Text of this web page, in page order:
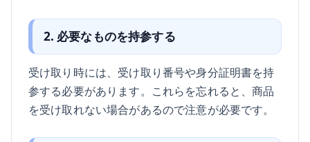
2. 必要なものを持参する
受け取り時には、受け取り番号や身分証明書を持
参する必要があります。これらを忘れると、商品
を受け取れない場合があるので注意が必要です。